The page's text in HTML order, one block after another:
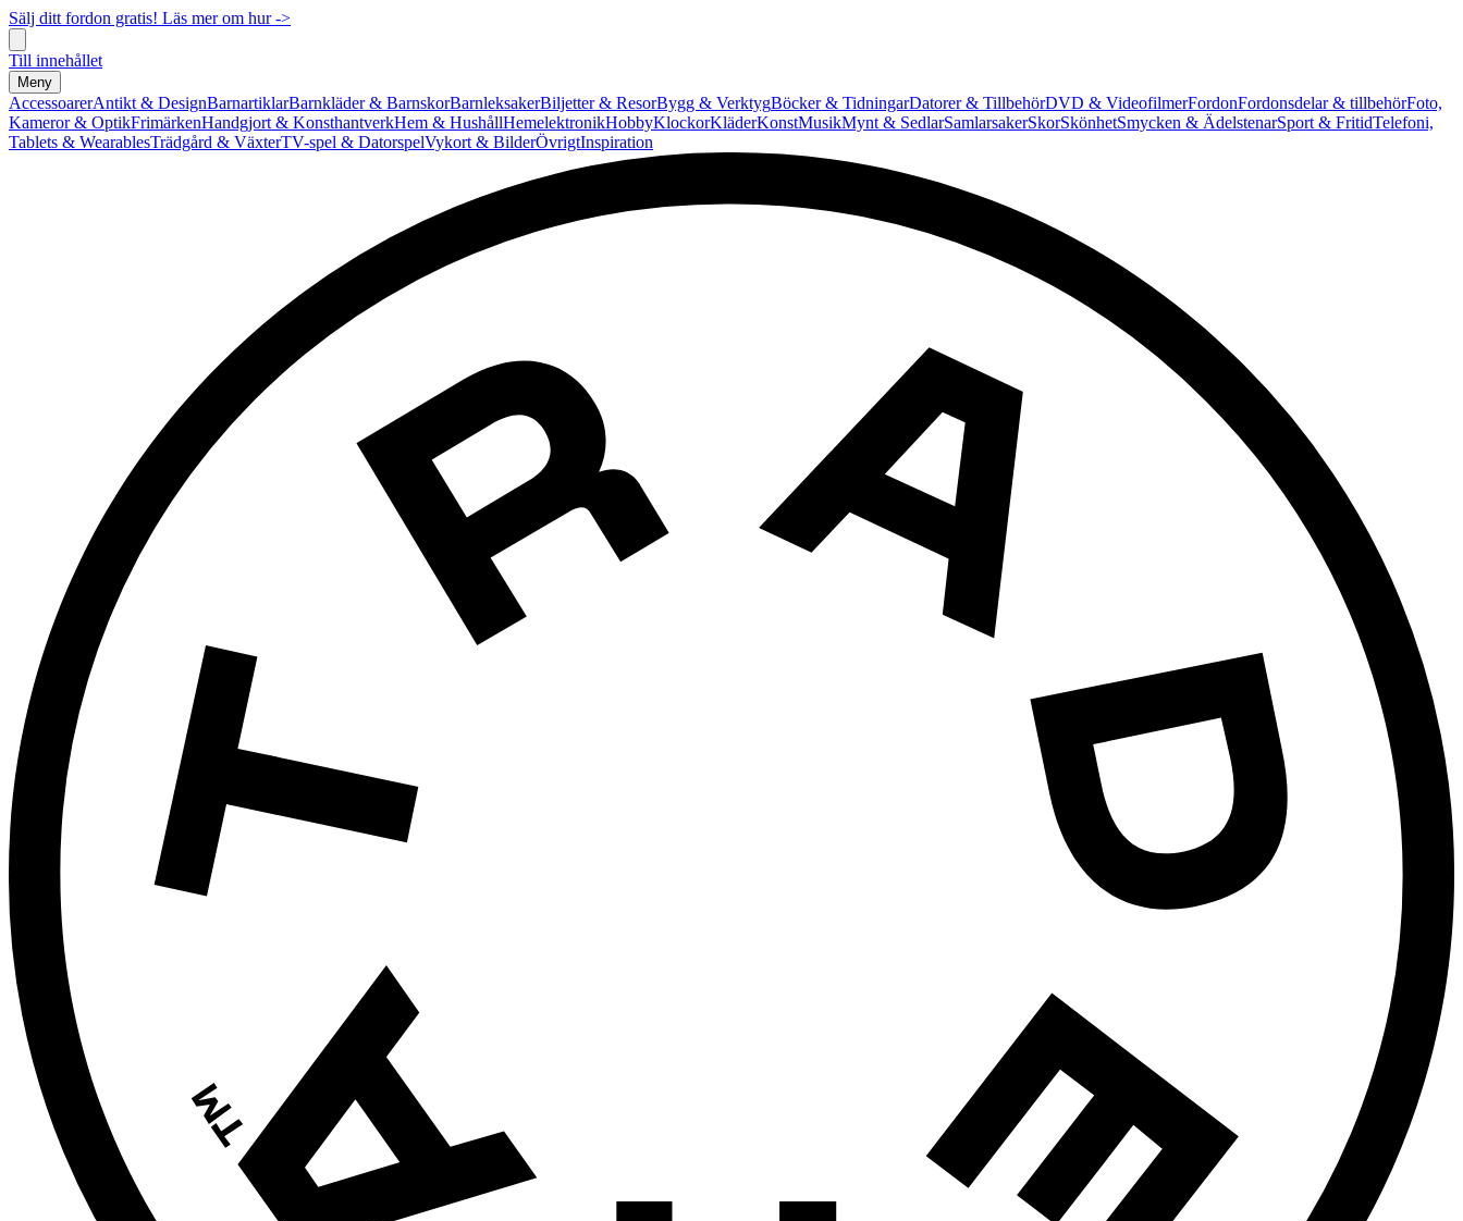
Sälj ditt fordon gratis! Läs mer om hur ->
Till innehållet
Meny
AccessoarerAntikt & DesignBarnartiklarBarnkläder & BarnskorBarnleksakerBiljetter & ResorBygg & VerktygBöcker & TidningarDatorer & TillbehörDVD & VideofilmerFordonFordonsdelar & tillbehörFoto,
Kameror & OptikFrimärkenHandgjort & KonsthantverkHem & HushållHemelektronikHobbyKlockorKläderKonstMusikMynt & SedlarSamlarsakerSkorSkönhetSmycken & ÄdelstenarSport & FritidTelefoni,
Tablets & WearablesTrädgård & VäxterTV-spel & DatorspelVykort & BilderÖvrigtInspiration